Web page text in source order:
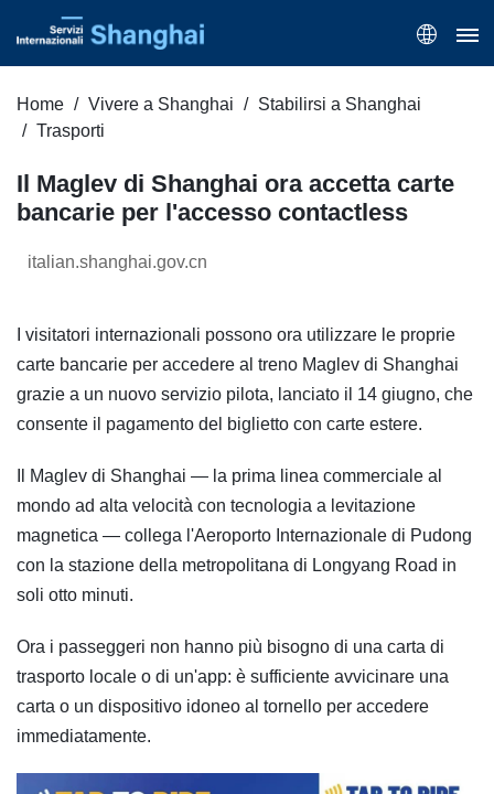
Home Vivere a Shanghai
Stabilirsi a Shanghai
Trasporti
Il Maglev di Shanghai ora accetta carte
bancarie per l'accesso contactless
italian.shanghai.gov.cn
I visitatori internazionali possono ora utilizzare le proprie
carte bancarie per accedere al treno Maglev di Shanghai
grazie a un nuovo servizio pilota, lanciato il 14 giugno, che
consente il pagamento del biglietto con carte estere.
Il Maglev di Shanghai — la prima linea commerciale al
mondo ad alta velocità con tecnologia a levitazione
magnetica — collega l'Aeroporto Internazionale di Pudong
con la stazione della metropolitana di Longyang Road in
soli otto minuti.
Ora i passeggeri non hanno più bisogno di una carta di
trasporto locale o di un'app: è sufficiente avvicinare una
carta o un dispositivo idoneo al tornello per accedere
immediatamente.